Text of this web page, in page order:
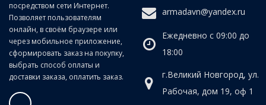
посредством сети Интернет.
Позволяет пользователям
онлайн, в своём браузере или
через мобильное приложение,
сформировать заказ на покупку,
выбрать способ оплаты и
доставки заказа, оплатить заказ.
armadavn@yandex.ru
Ежедневно с 09:00 до
18:00
г.Великий Новгород, ул.
Рабочая, дом 19, оф 1